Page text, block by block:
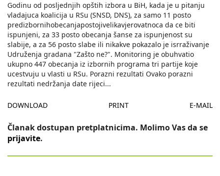
Godinu od posljednjih opštih izbora u BiH, kada je u pitanju
vladajuca koalicija u RSu (SNSD, DNS), za samo 11 posto
predizbornihobecanjapostojivelikavjerovatnoca da ce biti
ispunjeni, za 33 posto obecanja šanse za ispunjenost su
slabije, a za 56 posto slabe ili nikakve pokazalo je isrraživanje
Udruženja gradana "Zašto ne?". Monitoring je obuhvatio
ukupno 447 obecanja iz izbornih programa tri partije koje
ucestvuju u vlasti u RSu. Porazni rezultati Ovako porazni
rezultati nedržanja date rijeci...
DOWNLOAD PRINT E-MAIL
Članak dostupan pretplatnicima. Molimo Vas da se
prijavite.